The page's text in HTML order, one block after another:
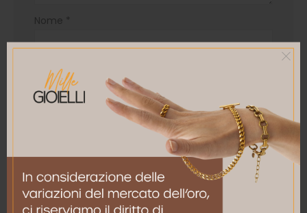
Nome *
Email*
Salva il mio nome, email e sito web in questo
browser per la prossima volta che commento.